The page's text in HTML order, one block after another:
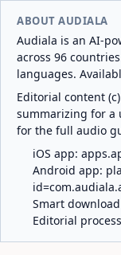
ABOUT AUDIALA
Audiala is an AI-
across 96
languages.
Editorial content
summarizing for a
for the full audio
iOS app:
Android app:
Smart
Editorial